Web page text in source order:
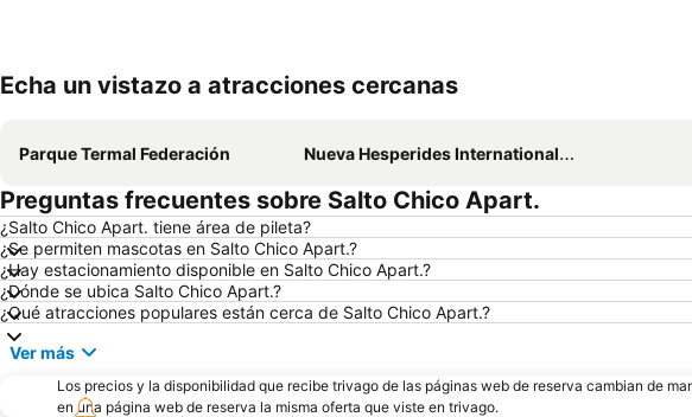
Echa un vistazo a atracciones cercanas
Parque Termal Federación Nueva Hesperides International Airport
Preguntas frecuentes sobre Salto Chico Apart.
¿Salto Chico Apart. tiene área de pileta?
¿Se permiten mascotas en Salto Chico Apart.?
¿Hay estacionamiento disponible en Salto Chico Apart.?
¿Dónde se ubica Salto Chico Apart.?
¿Qué atracciones populares están cerca de Salto Chico Apart.?
Ver más
Los precios y la disponibilidad que recibe trivago de las páginas web de reserva cambian de
en una página web de reserva la misma oferta que viste en trivago.